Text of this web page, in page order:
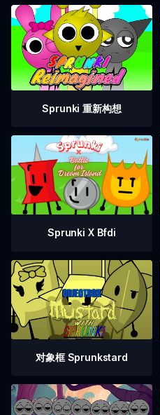
Sprunki 重新构想
Sprunki X Bfdi
对象框 Sprunkstard